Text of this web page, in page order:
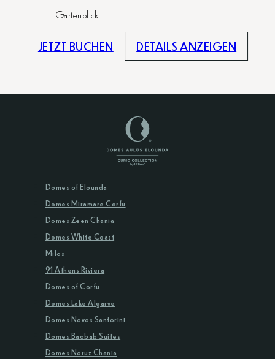
Gartenblick
JETZT BUCHEN DETAILS ANZEIGEN
Domes of Elounda
Domes Miramare Corfu
Domes Zeen Chania
Domes White Coast
Milos
91 Athens Riviera
Domes of Corfu
Domes Lake Algarve
Domes Novos Santorini
Domes Baobab Suites
Domes Noruz Chania